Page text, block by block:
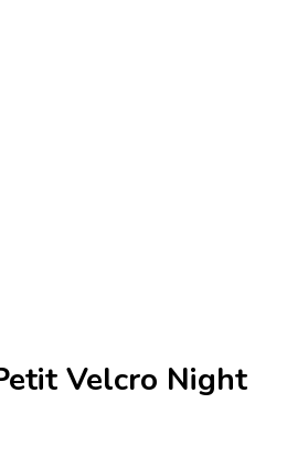
Velcro Night